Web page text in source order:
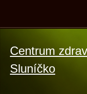
Centrum
Sluníčko